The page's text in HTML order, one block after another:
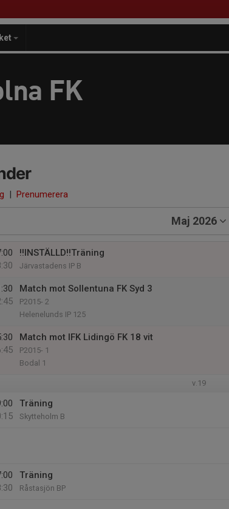
FK
| Prenumerera
Maj 2026
‼️INSTÄLLD‼️Träning
Järvastadens IP B
Match mot Sollentuna FK Syd 3
P2015- 2
Helenelunds IP 125
Match mot IFK Lidingö FK 18 vit
P2015- 1
Bodal 1
v.19
Träning
Skytteholm B
Träning
Råstasjön BP